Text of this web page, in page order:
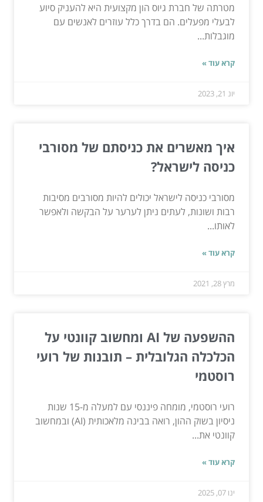
מטרתה של חברת גיוס הון מקצועית היא להעניק סיוע
לבעלי מפעלים. הם בדרך כלל עוזרים לאנשים עם
מוגבלות...
קרא עוד »
יונ 21, 2023
איך מאשרים את כניסתם של מסורבי
כניסה לישראל?
מסורבי כניסה לישראל יכולים להיות מסורבים מסיבות
רבות ושונות, לעתים ניתן לערער על הבקשה ולאפשר
לאותו...
קרא עוד »
מרץ 28, 2021
ההשפעה של AI ומחשוב קוונטי על
הכלכלה הגלובלית – תובנות של רועי
רוסטמי
רועי רוסטמי, מומחה פיננסי עם למעלה מ-15 שנות
ניסיון בשוק ההון, רואה בבינה מלאכותית (AI) ובמחשוב
קוונטי את...
קרא עוד »
ינו 07, 2025